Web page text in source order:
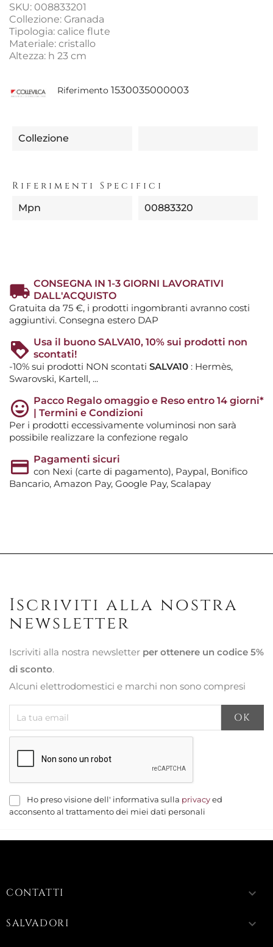
SKU: 008833201
Collezione: Granada
Tipologia: calice flute
Materiale: cristallo
Altezza: h 23 cm
Riferimento 1530035000003
Collezione
Riferimenti Specifici
Mpn 00883320
CONSEGNA IN 1-3 GIORNI LAVORATIVI
DALL'ACQUISTO
Gratuita da 75 €, i prodotti ingombranti avranno costi
aggiuntivi. Consegna estero DAP
Usa il buono SALVA10, 10% sui prodotti non
scontati!
-10% sui prodotti NON scontati SALVA10 : Hermès,
Swarovski, Kartell, ...
Pacco Regalo omaggio e Reso entro 14 giorni*
| Termini e Condizioni
Per i prodotti eccessivamente voluminosi non sarà
possibile realizzare la confezione regalo
Pagamenti sicuri
con Nexi (carte di pagamento), Paypal, Bonifico
Bancario, Amazon Pay, Google Pay, Scalapay
Iscriviti alla nostra
newsletter
Iscriviti alla nostra newsletter per ottenere un codice 5%
di sconto.
Alcuni elettrodomestici e marchi non sono compresi
Ho preso visione dell' informativa sulla privacy ed
acconsento al trattamento dei miei dati personali
CONTATTI keyboard_arrow_down
SALVADORI keyboard_arrow_down